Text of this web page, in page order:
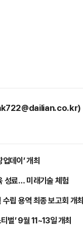
데이’ 개최
성료… 미래기술 체험
립 용역 최종 보고회 개최
벌’ 9월 11~13일 개최